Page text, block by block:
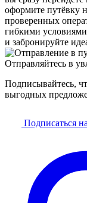
оформите путёвку
проверенных
гибкими
и забронируйте
Отправляйтесь в
Подписывайтесь,
выгодных
Подписаться